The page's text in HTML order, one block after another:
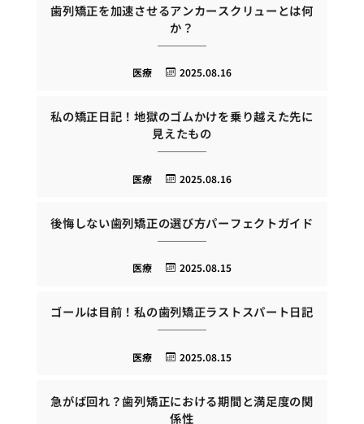
歯列矯正を加速させるアンカースクリューとは何
か？
2025.08.16
医療
私の矯正日記！地獄のゴムかけを乗り越えた先に
見えたもの
2025.08.16
医療
後悔しない歯列矯正の選び方パーフェクトガイド
2025.08.15
医療
ゴールは目前！私の歯列矯正ラストスパート日記
2025.08.15
医療
急がば回れ？歯列矯正における期間と満足度の関
係性